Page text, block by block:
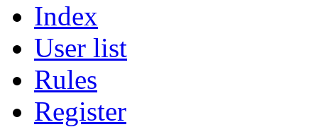
Index
User list
Rules
Register